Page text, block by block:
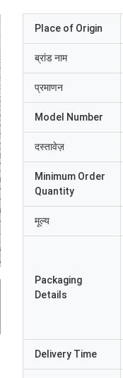
Place of Origin
ब्रांड नाम
प्रमाणन
Model Number
दस्तावेज़
Minimum Order
Quantity
मूल्य
Packaging
Details
Delivery Time